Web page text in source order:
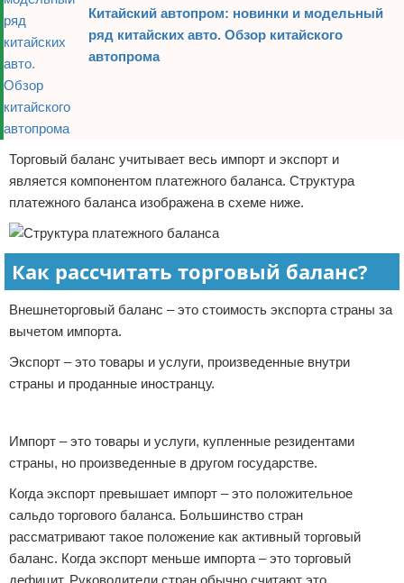
Китайский автопром: новинки и модельный
ряд китайских авто. Обзор китайского
автопрома
Торговый баланс учитывает весь импорт и экспорт и
является компонентом платежного баланса. Структура
платежного баланса изображена в схеме ниже.
Как рассчитать торговый баланс?
Внешнеторговый баланс – это стоимость экспорта страны за
вычетом импорта.
Экспорт – это товары и услуги, произведенные внутри
страны и проданные иностранцу.
Импорт – это товары и услуги, купленные резидентами
страны, но произведенные в другом государстве.
Когда экспорт превышает импорт – это положительное
сальдо торгового баланса. Большинство стран
рассматривают такое положение как активный торговый
баланс. Когда экспорт меньше импорта – это торговый
дефицит. Руководители стран обычно считают это